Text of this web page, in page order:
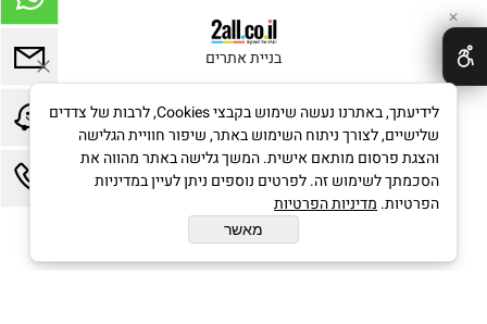
בניית אתרים
✕
לידיעתך, באתרנו נעשה שימוש בקבצי Cookies, לרבות של צדדים
שלישיים, לצורך ניתוח השימוש באתר, שיפור חוויית הגלישה
והצגת פרסום מותאם אישית. המשך גלישה באתר מהווה את
הסכמתך לשימוש זה. לפרטים נוספים ניתן לעיין במדיניות
הפרטיות. מדיניות הפרטיות
מאשר